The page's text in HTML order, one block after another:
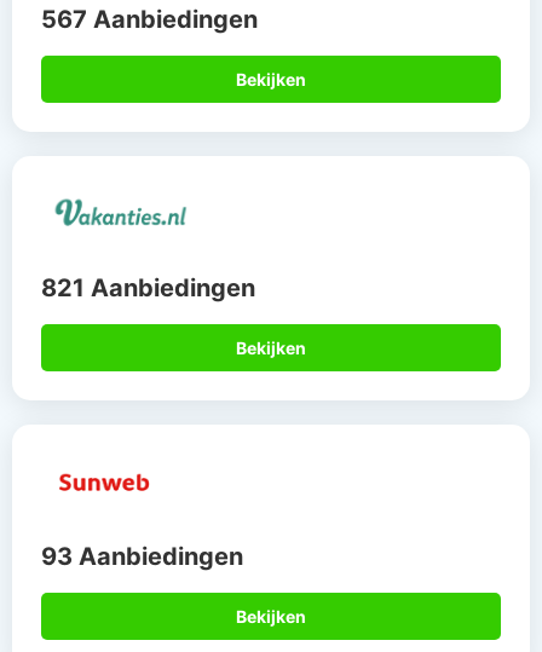
567 Aanbiedingen
Bekijken
821 Aanbiedingen
Bekijken
93 Aanbiedingen
Bekijken